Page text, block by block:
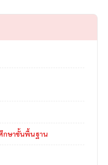
กษาขั้นพื้นฐาน